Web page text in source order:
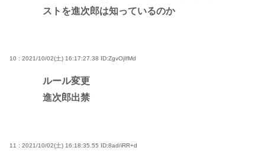
ストを進次郎は知っているのか
10 : 2021/10/02(土) 16:17:27.38 ID:ZgvOjIfMd
ルール変更
進次郎出禁
11 : 2021/10/02(土) 16:18:35.55 ID:8ad/iRR+d